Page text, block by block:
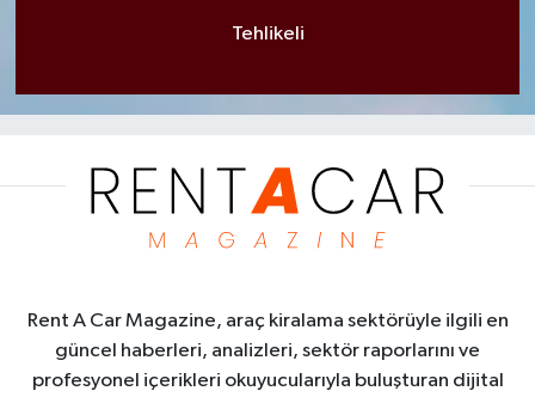
Tehlikeli
Rent A Car Magazine, araç kiralama sektörüyle ilgili en
güncel haberleri, analizleri, sektör raporlarını ve
profesyonel içerikleri okuyucularıyla buluşturan dijital